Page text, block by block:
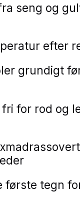
seng og
efter
grundigt
for rod og
første tegn